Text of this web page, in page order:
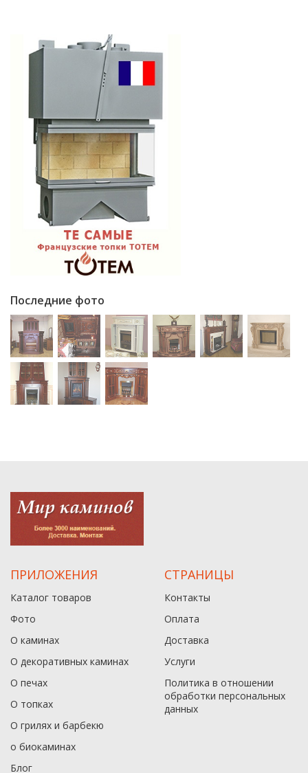
Последние фото
ПРИЛОЖЕНИЯ
Каталог товаров
Фото
О каминах
О декоративных каминах
О печах
О топках
О грилях и барбекю
о биокаминах
Блог
СТРАНИЦЫ
Контакты
Оплата
Доставка
Услуги
Политика в отношении
обработки персональных
данныx